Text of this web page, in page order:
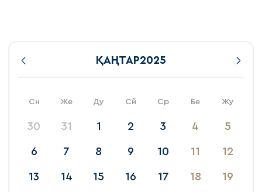
ҚАҢТАР2025
Сн Же Ду Сй Ср Бе Жу
30 31 1 2 3 4 5
6 7 8 9 10 11 12
13 14 15 16 17 18 19